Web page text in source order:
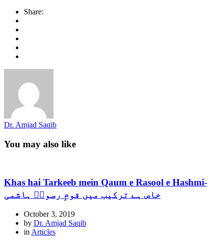
Share:
Dr. Amjad Saqib
You may also like
Khas hai Tarkeeb mein Qaum e Rasool e Hashmi-
خاص ہے ترکیب میں قومِ رسولؐ ہاشمی
October 3, 2019
by Dr. Amjad Saqib
in Articles